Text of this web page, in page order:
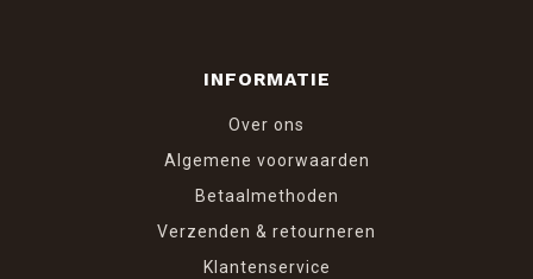
INFORMATIE
Over ons
Algemene voorwaarden
Betaalmethoden
Verzenden & retourneren
Klantenservice